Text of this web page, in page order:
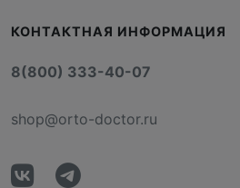
КОНТАКТНАЯ ИНФОРМАЦИЯ
8(800) 333-40-07
shop@orto-doctor.ru